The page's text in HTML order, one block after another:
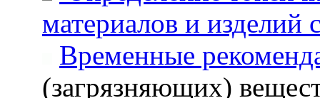
материалов и изделий
Временные
(загрязняющих)